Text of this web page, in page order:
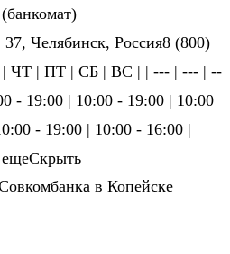
Челябинск, Россия8 (800)
ЧТ | ПТ | СБ | ВС | | --- | --- | --
- 19:00 | 10:00 - 19:00 | 10:00
- 19:00 | 10:00 - 16:00 |
ещеСкрыть
в Копейске